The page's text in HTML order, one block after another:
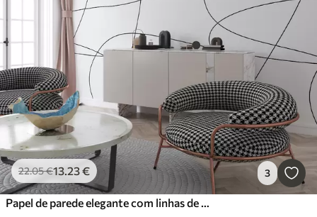
22.05€13.23€ 3
Papel de parede elegante com linhas de estilo boho